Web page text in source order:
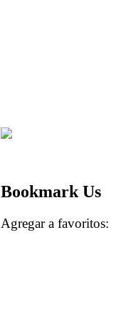
Bookmark Us
Agregar a